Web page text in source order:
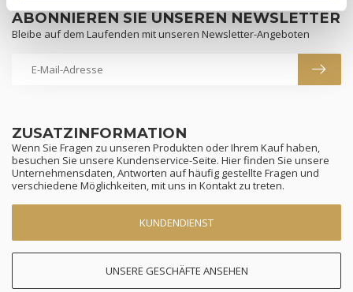
ZUSATZINFORMATION
Wenn Sie Fragen zu unseren Produkten oder Ihrem Kauf haben,
besuchen Sie unsere Kundenservice-Seite. Hier finden Sie unsere
Unternehmensdaten, Antworten auf häufig gestellte Fragen und
verschiedene Möglichkeiten, mit uns in Kontakt zu treten.
KUNDENDIENST
UNSERE GESCHÄFTE ANSEHEN
ABONNIEREN SIE UNSEREN NEWSLETTER
Bleibe auf dem Laufenden mit unseren Newsletter-Angeboten